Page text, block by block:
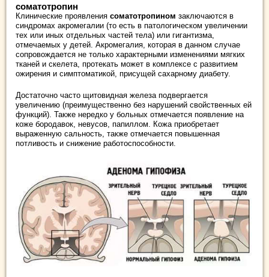
соматотропин
Клинические проявления соматотропином заключаются в
синдромах акромегалии (то есть в патологическом увеличении
тех или иных отдельных частей тела) или гигантизма,
отмечаемых у детей. Акромегалия, которая в данном случае
сопровождается не только характерными изменениями мягких
тканей и скелета, протекать может в комплексе с развитием
ожирения и симптоматикой, присущей сахарному диабету.
Достаточно часто щитовидная железа подвергается
увеличению (преимущественно без нарушений свойственных ей
функций). Также нередко у больных отмечается появление на
коже бородавок, невусов, папиллом. Кожа приобретает
выраженную сальность, также отмечается повышенная
потливость и снижение работоспособности.